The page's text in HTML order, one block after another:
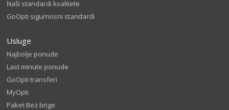
Naši standardi kvalitete
GoOpti sigurnosni standardi
Usluge
Najbolje ponude
Last minute ponude
GoOpti transferi
MyOpti
Paket Bez brige